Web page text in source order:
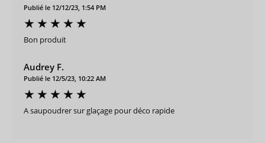
Publié le 12/12/23, 1:54 PM
Bon produit
Audrey F.
Publié le 12/5/23, 10:22 AM
A saupoudrer sur glaçage pour déco rapide